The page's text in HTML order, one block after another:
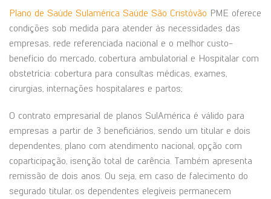
Plano de Saúde Sulamérica Saúde São Cristóvão PME oferece
condições sob medida para atender às necessidades das
empresas, rede referenciada nacional e o melhor custo-
benefício do mercado, cobertura ambulatorial e Hospitalar com
obstetrícia: cobertura para consultas médicas, exames,
cirurgias, internações hospitalares e partos;
O contrato empresarial de planos SulAmérica é válido para
empresas a partir de 3 beneficiários, sendo um titular e dois
dependentes, plano com atendimento nacional, opção com
coparticipação, isenção total de carência. Também apresenta
remissão de dois anos. Ou seja, em caso de falecimento do
segurado titular, os dependentes elegíveis permanecem